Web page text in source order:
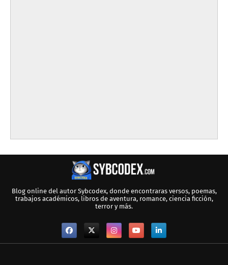
Blog online del autor Sybcodex, donde encontraras versos, poemas,
trabajos académicos, libros de aventura, romance, ciencia ficción,
terror y más.